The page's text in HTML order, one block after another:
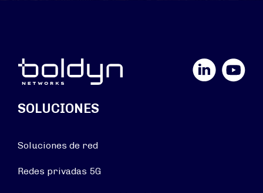
YouTube
SOLUCIONES
Soluciones de red
Redes privadas 5G